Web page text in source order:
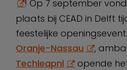
! Op 7 september vond
plaats bij CEAD in Delft
feestelijke openingsevent.
Oranje-Nassau
,
Techleapnl
opende